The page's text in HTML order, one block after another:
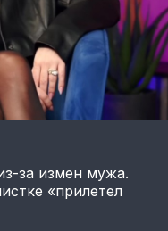
за измен мужа.
«прилетел